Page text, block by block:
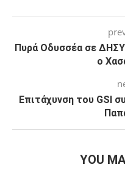
Πυρά Οδυσσέα σε ΔΗΣΥ
ο
Επιτάχυνση του GSI
YOU